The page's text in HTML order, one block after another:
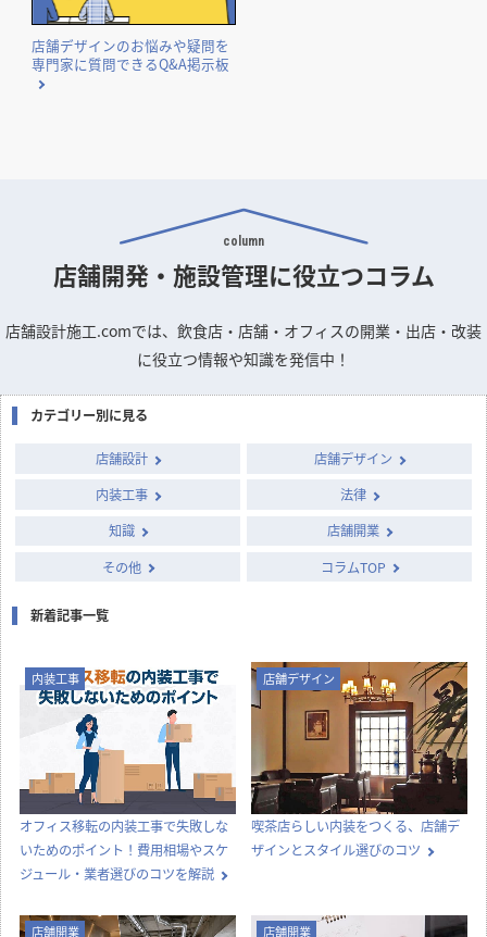
専門家に質問できるQ&A掲示板
店舗開発・施設管理に役立つコラム
店舗設計施工.comでは、飲食店・店舗・オフィスの開業・出店・改装
に役立つ情報や知識を発信中！
カテゴリー別に見る
店舗設計
店舗デザイン
内装工事
知識
店舗開業